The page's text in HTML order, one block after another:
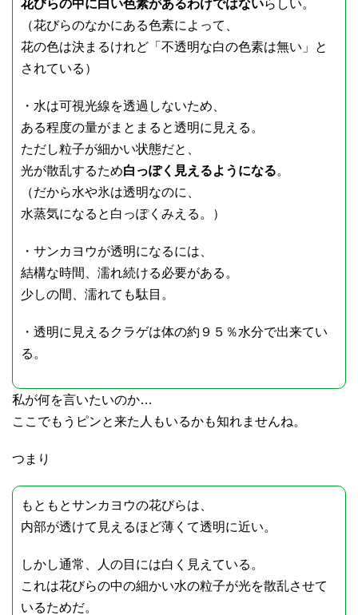
花びらの中に白い色素があるわけではないらしい。
（花びらのなかにある色素によって、
花の色は決まるけれど「不透明な白の色素は無い」と
されている）
・水は可視光線を透過しないため、
ある程度の量がまとまると透明に見える。
ただし粒子が細かい状態だと、
光が散乱するため白っぽく見えるようになる。
（だから水や氷は透明なのに、
水蒸気になると白っぽくみえる。）
・サンカヨウが透明になるには、
結構な時間、濡れ続ける必要がある。
少しの間、濡れても駄目。
・透明に見えるクラゲは体の約９５％水分で出来てい
る。
私が何を言いたいのか…
ここでもうピンと来た人もいるかも知れませんね。
つまり
もともとサンカヨウの花びらは、
内部が透けて見えるほど薄くて透明に近い。
しかし通常、人の目には白く見えている。
これは花びらの中の細かい水の粒子が光を散乱させて
いるためだ。